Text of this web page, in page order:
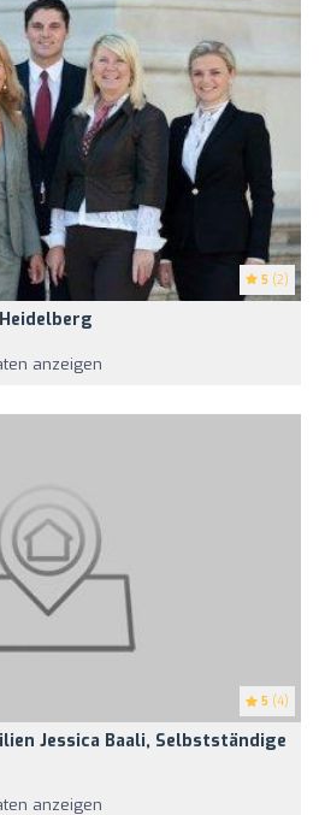
5 (2)
Heidelberg
anzeigen
5 (4)
Jessica Baali, Selbstständige
anzeigen